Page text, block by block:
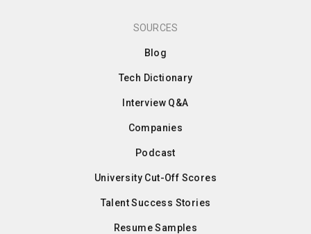
SOURCES
Blog
Tech Dictionary
Interview Q&A
Companies
Podcast
University Cut-Off Scores
Talent Success Stories
Resume Samples